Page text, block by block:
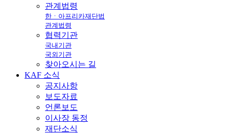
관계법령
한ㆍ아프리카재단법
관계법령
협력기관
국내기관
국외기관
찾아오시는 길
KAF 소식
공지사항
보도자료
언론보도
이사장 동정
재단소식